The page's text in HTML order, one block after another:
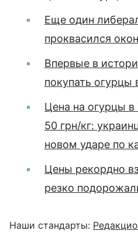
Еще один
проквасился
Впервые в
покупать огурцы
Цена на огурцы в
50 грн/кг:
новом ударе по
Цены рекордно
резко
Наши стандарты: